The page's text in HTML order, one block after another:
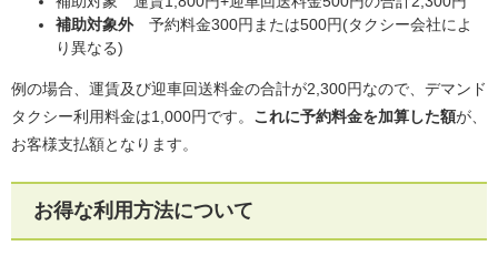
補助対象外予約料金300円または500円(タクシー会社によ
り異なる)
例の場合、運賃及び迎車回送料金の合計が2,300円なので、デマンド
タクシー利用料金は1,000円です。 これに予約料金を加算した額が、
お客様支払額となります。
お得な利用方法について